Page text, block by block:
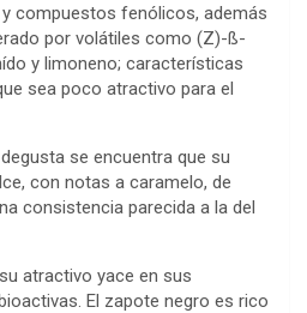
compuestos fenólicos, además
por volátiles como (Z)-ß-
y limoneno; características
sea poco atractivo para el
se encuentra que su
con notas a caramelo, de
consistencia parecida a la del
atractivo yace en sus
El zapote negro es rico